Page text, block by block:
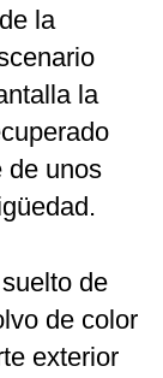
la
la
de unos
de
de color
exterior